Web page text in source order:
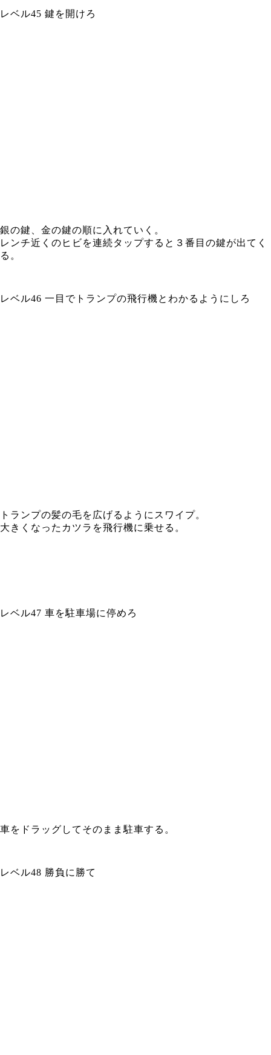
レベル45 鍵を開けろ
銀の鍵、金の鍵の順に入れていく。
レンチ近くのヒビを連続タップすると３番目の鍵が出てく
る。
レベル46 一目でトランプの飛行機とわかるようにしろ
トランプの髪の毛を広げるようにスワイプ。
大きくなったカツラを飛行機に乗せる。
レベル47 車を駐車場に停めろ
車をドラッグしてそのまま駐車する。
レベル48 勝負に勝て